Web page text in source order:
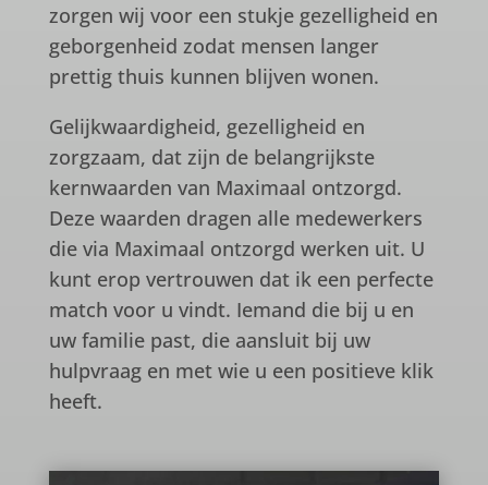
zorgen wij voor een stukje gezelligheid en
geborgenheid zodat mensen langer
prettig thuis kunnen blijven wonen.
Gelijkwaardigheid, gezelligheid en
zorgzaam, dat zijn de belangrijkste
kernwaarden van Maximaal ontzorgd.
Deze waarden dragen alle medewerkers
die via Maximaal ontzorgd werken uit. U
kunt erop vertrouwen dat ik een perfecte
match voor u vindt. Iemand die bij u en
uw familie past, die aansluit bij uw
hulpvraag en met wie u een positieve klik
heeft.